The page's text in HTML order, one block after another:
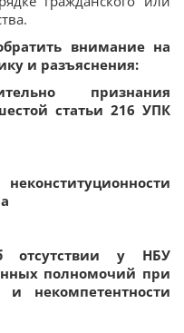
внимание на
и разъяснения:
признания
статьи 216 УПК
отсутствии у НБУ
полномочий при
некомпетентности